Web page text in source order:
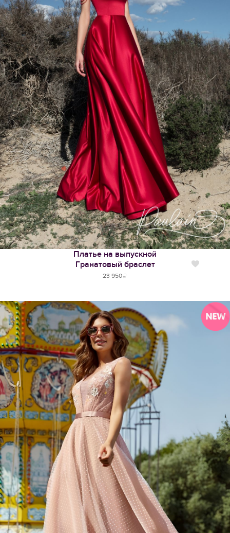
Платье на выпускной
Гранатовый браслет
23 950